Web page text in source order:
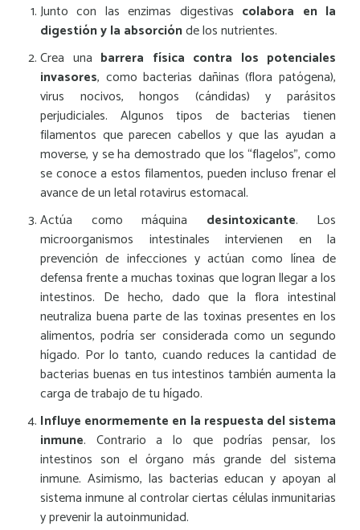
Junto con las enzimas digestivas colabora en la
digestión y la absorciónde los nutrientes.
Crea una barrera física contra los potenciales
invasores, como bacterias dañinas (flora patógena),
virus nocivos, hongos (cándidas) y parásitos
perjudiciales. Algunos tipos de bacterias tienen
filamentos que parecen cabellos y que las ayudan a
moverse, y se ha demostrado que los “flagelos”, como
se conoce a estos filamentos, pueden incluso frenar el
avance de un letal rotavirus estomacal.
Actúa como máquina desintoxicante. Los
microorganismos intestinales intervienen en la
prevención de infecciones y actúan como línea de
defensa frente a muchas toxinas que logran llegar a los
intestinos. De hecho, dado que la flora intestinal
neutraliza buena parte de las toxinas presentes en los
alimentos, podría ser considerada como un segundo
hígado. Por lo tanto, cuando reduces la cantidad de
bacterias buenas en tus intestinos también aumenta la
carga de trabajo de tu hígado.
Influye enormemente en la respuesta del sistema
inmune. Contrario a lo que podrías pensar, los
intestinos son el órgano más grande del sistema
inmune. Asimismo, las bacterias educan y apoyan al
sistema inmune al controlar ciertas células inmunitarias
y prevenir la autoinmunidad.